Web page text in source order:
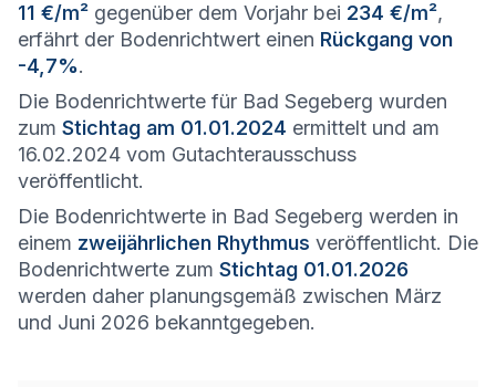
11 €/m² gegenüber dem Vorjahr bei 234 €/m²,
erfährt der Bodenrichtwert einen Rückgang von
-4,7%.
Die Bodenrichtwerte für Bad Segeberg wurden
zum Stichtag am 01.01.2024 ermittelt und am
16.02.2024 vom Gutachterausschuss
veröffentlicht.
Die Bodenrichtwerte in Bad Segeberg werden in
einem zweijährlichen Rhythmus veröffentlicht. Die
Bodenrichtwerte zum Stichtag 01.01.2026
werden daher planungsgemäß zwischen März
und Juni 2026 bekanntgegeben.